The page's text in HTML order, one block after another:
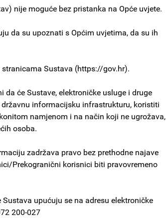
nije moguće bez pristanka na Opće uvjete.
da su upoznati s Općim uvjetima, da su ih
Sustava (https://gov.hr).
će Sustave, elektroničke usluge i druge
informacijsku infrastrukturu, koristiti
namjenom i na način koji ne ugrožava,
osoba.
zadržava pravo bez prethodne najave
Prekogranični korisnici biti pravovremeno
upućuju se na adresu elektroničke
200-027